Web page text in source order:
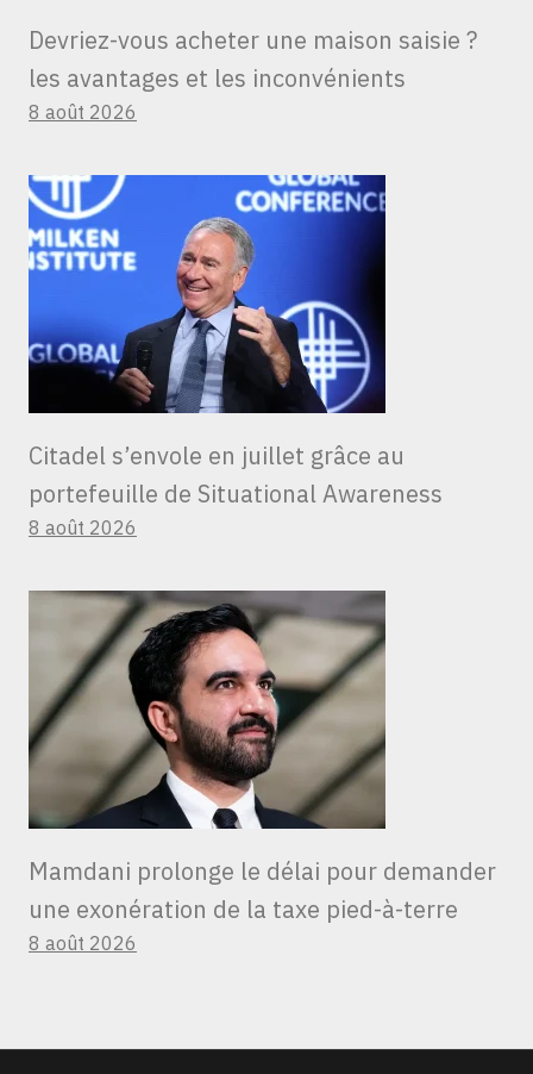
Devriez-vous acheter une maison saisie ?
les avantages et les inconvénients
8 août 2026
Citadel s’envole en juillet grâce au
portefeuille de Situational Awareness
8 août 2026
Mamdani prolonge le délai pour demander
une exonération de la taxe pied-à-terre
8 août 2026